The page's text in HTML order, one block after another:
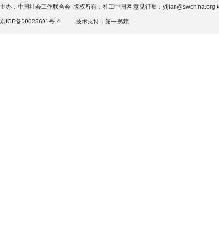
主办：中国社会工作联合会 版权所有：社工中国网 意见征集：yijian@swchina.org
京ICP备09025691号-4 技术支持： 第一视频